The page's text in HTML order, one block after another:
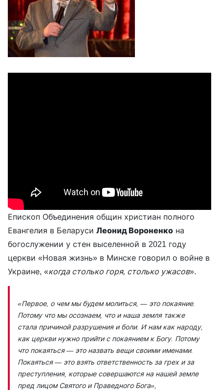
Епископ Объединения общин христиан полного
Евангелия в Беларуси Леонид Вороненко на
богослужении у стен выселенной в 2021 году
церкви «Новая жизнь» в Минске говорил о войне в
Украине, «когда столько горя, столько ужасов».
«Первое, о чем мы будем молиться, — это покаяние.
Потому что мы осознаем, что и наша земля также
стала причиной разрушения и боли. И нам как народу,
как церкви нужно прийти с покаянием к Богу. Потому
что покаяться — это назвать вещи своими именами.
Покаяться — это взять ответственность за грех и за
преступления, которые совершаются на нашей земле
пред лицом Святого и Праведного Бога»,